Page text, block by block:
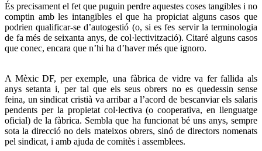
És precisament el fet que puguin perdre aquestes coses tangibles i no
comptin amb les intangibles el que ha propiciat alguns casos que
podrien qualificar-se d’autogestió (o, si es fes servir la terminologia
de fa més de seixanta anys, de col·lectivització). Citaré alguns casos
que conec, encara que n’hi ha d’haver més que ignoro.
A Mèxic DF, per exemple, una fàbrica de vidre va fer fallida als
anys setanta i, per tal que els seus obrers no es quedessin sense
feina, un sindicat cristià va arribar a l’acord de bescanviar els salaris
pendents per la propietat col·lectiva (o cooperativa, en llenguatge
oficial) de la fàbrica. Sembla que ha funcionat bé uns anys, sempre
sota la direcció no dels mateixos obrers, sinó de directors nomenats
pel sindicat, i amb ajuda de comitès i assemblees.